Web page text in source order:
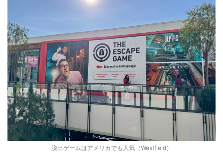
脱出ゲームはアメリカでも人気（Westfield）